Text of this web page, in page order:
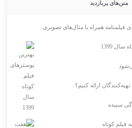
متن‌های پربازدید
فیلمنامه همراه با مثال‌های تصویری
1399
ارائه کنیم؟
سپیده
فیلم کوتاه